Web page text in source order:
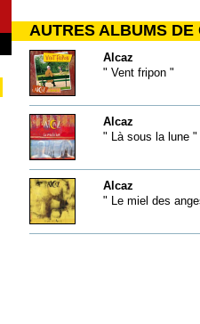
AUTRES ALBUMS DE
Alcaz
" Vent fripon "
Alcaz
" Là sous la lune "
Alcaz
" Le miel des